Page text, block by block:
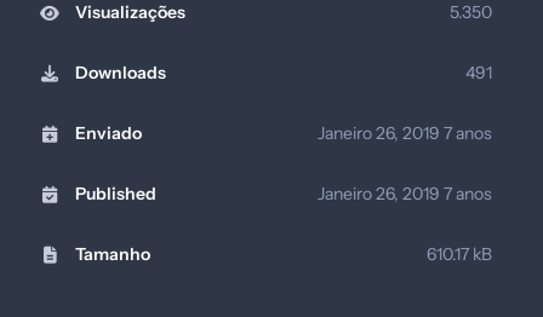
Visualizações 5.350
Downloads 491
Enviado Janeiro 26, 2019 7 anos
Published Janeiro 26, 2019 7 anos
Tamanho 610.17 kB